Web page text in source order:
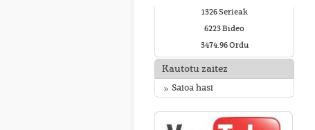
1326 Serieak
6223 Bideo
3474.96 Ordu
Kautotu zaitez
Saioa hasi